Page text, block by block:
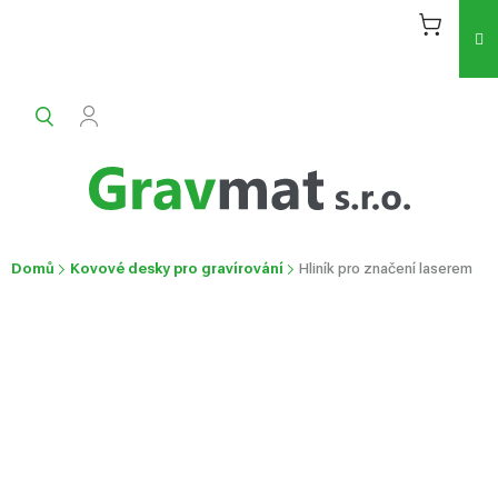
Domů Kovové desky pro gravírování Hliník pro značení laserem